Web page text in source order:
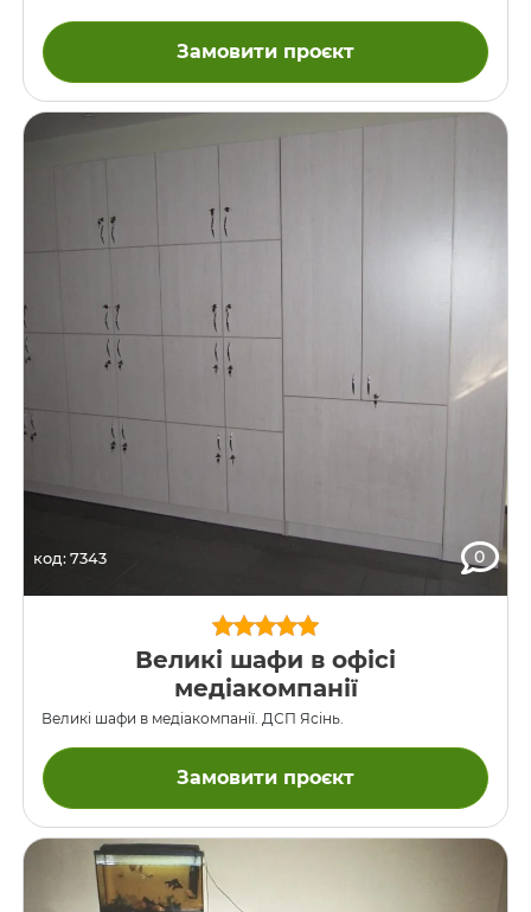
Замовити проєкт
код: 7343 0
Великі шафи в офісі
медіакомпанії
Великі шафи в медіакомпанії. ДСП Ясінь.
Замовити проєкт